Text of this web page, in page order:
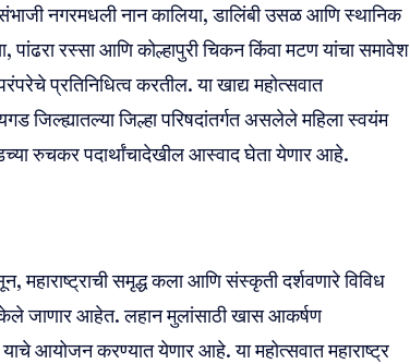
नगरमधली नान कालिया, डालिंबी उसळ आणि स्थानिक
पांढरा रस्सा आणि कोल्हापुरी चिकन किंवा मटण यांचा समावेश
प्रतिनिधित्व करतील. या खाद्य महोत्सवात
जिल्ह्यातल्या जिल्हा परिषदांतर्गत असलेले महिला स्वयंम
रुचकर पदार्थांचादेखील आस्वाद घेता येणार आहे.
महाराष्ट्राची समृद्ध कला आणि संस्कृती दर्शवणारे विविध
केले जाणार आहेत. लहान मुलांसाठी खास आकर्षण
आयोजन करण्यात येणार आहे. या महोत्सवात महाराष्ट्र